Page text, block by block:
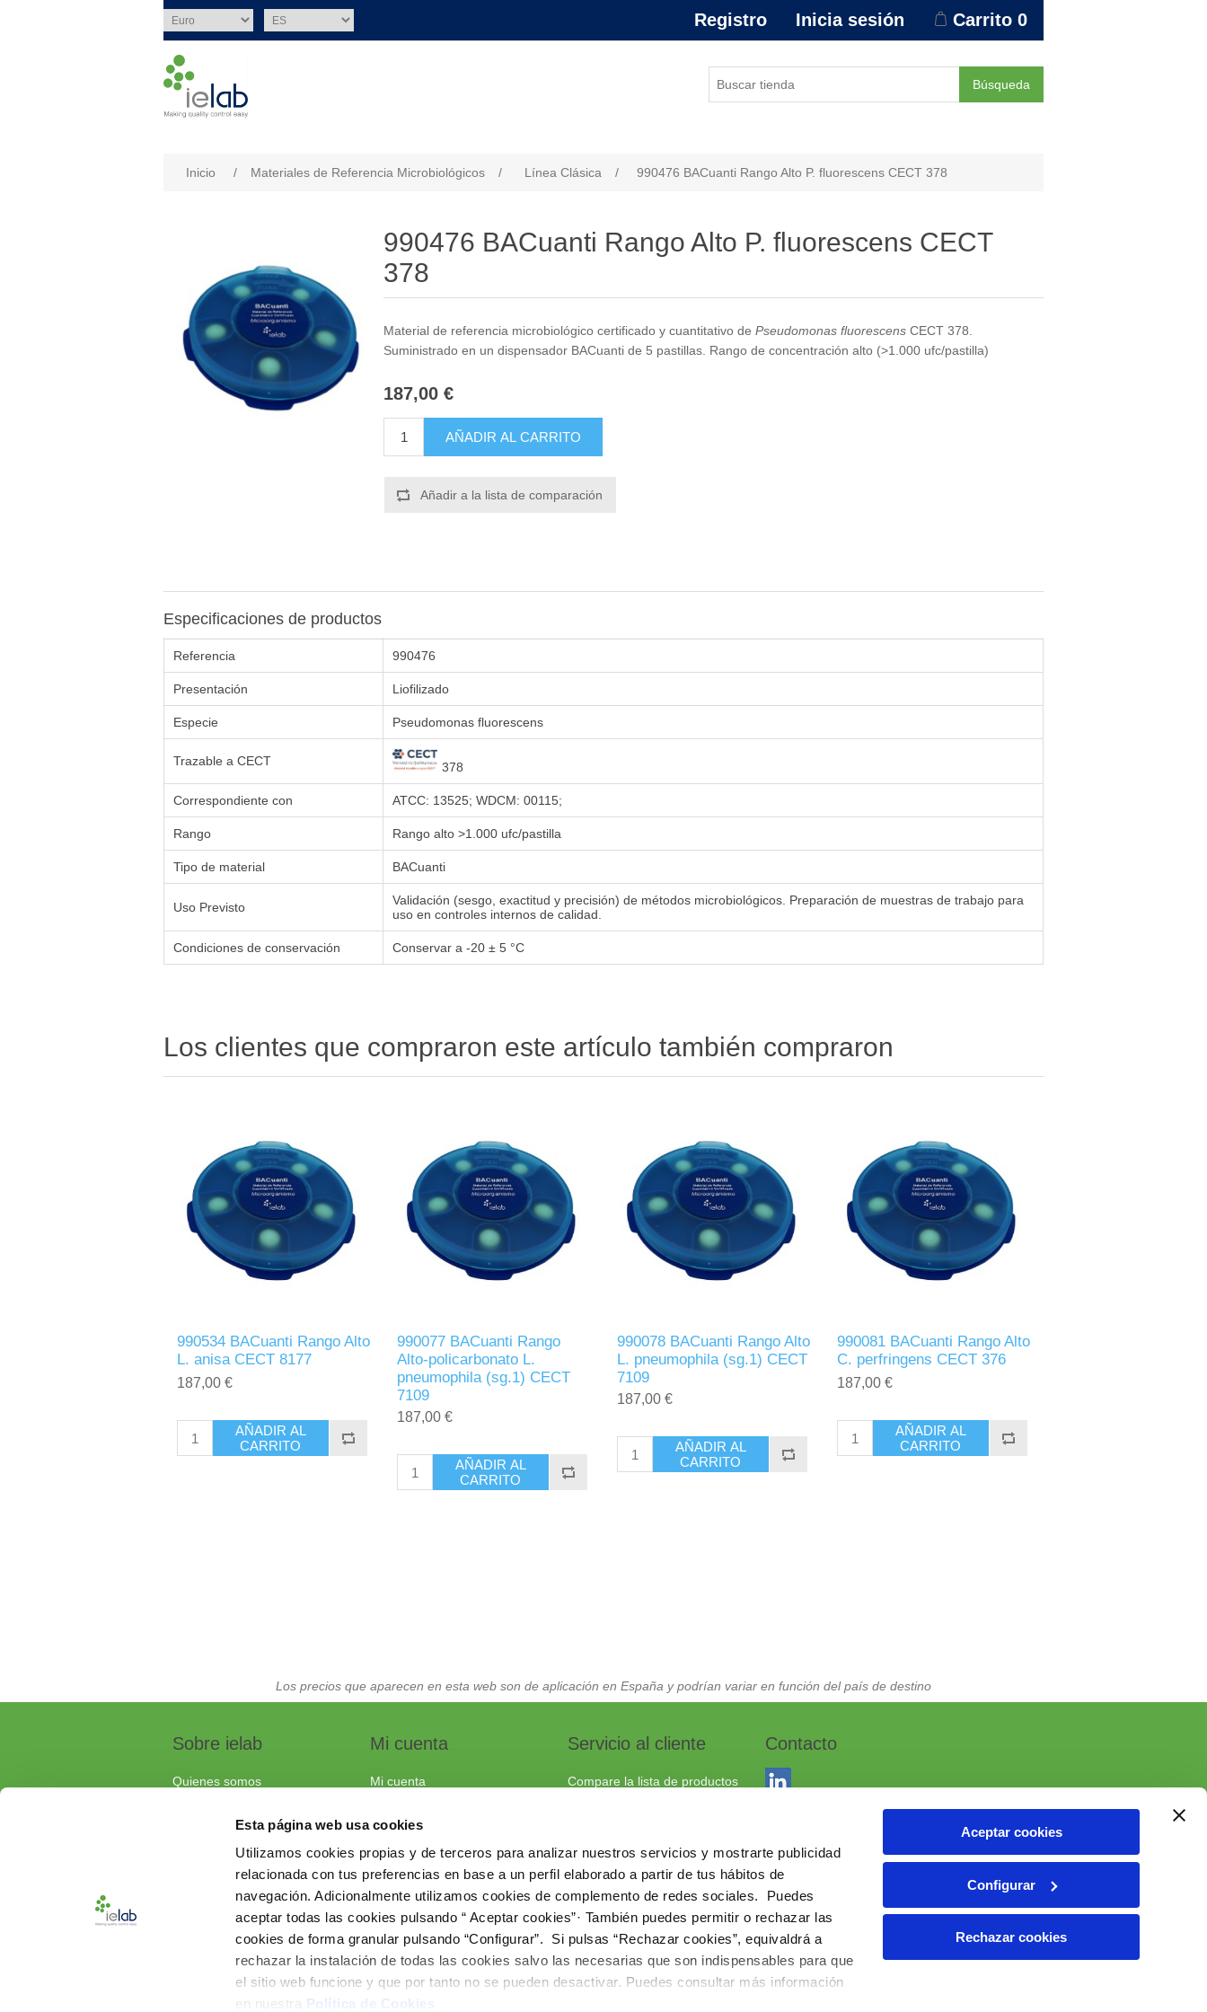
Esta página web usa cookies
Utilizamos cookies propias y de terceros para analizar nuestros servicios y mostrarte publicidad
relacionada con tus preferencias en base a un perfil elaborado a partir de tus hábitos de
navegación. Adicionalmente utilizamos cookies de complemento de redes sociales. Puedes
aceptar todas las cookies pulsando “ Aceptar cookies”· También puedes permitir o rechazar las
cookies de forma granular pulsando “Configurar”. Si pulsas “Rechazar cookies”, equivaldrá a
rechazar la instalación de todas las cookies salvo las necesarias que son indispensables para que
el sitio web funcione y que por tanto no se pueden desactivar. Puedes consultar más información
en nuestra Política de Cookies
Aceptar cookies
Configurar
Rechazar cookies
Registro Inicia sesión Carrito 0
Búsqueda
Inicio / Materiales de Referencia Microbiológicos / Línea Clásica / 990476 BACuanti Rango Alto P. fluorescens CECT 378
990476 BACuanti Rango Alto P. fluorescens CECT
378
Material de referencia microbiológico certificado y cuantitativo de Pseudomonas fluorescens CECT 378.
Suministrado en un dispensador BACuanti de 5 pastillas. Rango de concentración alto (>1.000 ufc/pastilla)
187,00 €
AÑADIR AL CARRITO
Añadir a la lista de comparación
Especificaciones de productos
Referencia 990476
Presentación Liofilizado
Especie Pseudomonas fluorescens
Trazable a CECT 378
Correspondiente con ATCC: 13525; WDCM: 00115;
Rango Rango alto >1.000 ufc/pastilla
Tipo de material BACuanti
Uso Previsto
Validación (sesgo, exactitud y precisión) de métodos microbiológicos. Preparación de muestras de trabajo para
uso en controles internos de calidad.
Condiciones de conservación Conservar a -20 ± 5 °C
Los clientes que compraron este artículo también compraron
990534 BACuanti Rango Alto
L. anisa CECT 8177
187,00 €
AÑADIR AL
CARRITO
990077 BACuanti Rango
Alto-policarbonato L.
pneumophila (sg.1) CECT
7109
187,00 €
AÑADIR AL
CARRITO
990078 BACuanti Rango Alto
L. pneumophila (sg.1) CECT
7109
187,00 €
AÑADIR AL
CARRITO
990081 BACuanti Rango Alto
C. perfringens CECT 376
187,00 €
AÑADIR AL
CARRITO
Los precios que aparecen en esta web son de aplicación en España y podrían variar en función del país de destino
Sobre ielab
Quienes somos
Soluciones a medida
Contacta con nosotros
Documentos de interés
Preguntas frecuentes
Mi cuenta
Mi cuenta
Servicio al cliente
Compare la lista de productos
Aviso Legal
Política de privacidad
Contacto
Dracma, 7 - Polígono Industrial Las Atalayas
03114 ALICANTE (España)
+34 966 10 55 01
comercial@ielab.es
www.ielab.es